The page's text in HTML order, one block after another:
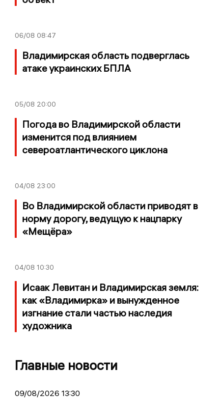
06/08 08:47
Владимирская область подверглась
атаке украинских БПЛА
05/08 20:00
Погода во Владимирской области
изменится под влиянием
североатлантического циклона
04/08 23:00
Во Владимирской области приводят в
норму дорогу, ведущую к нацпарку
«Мещёра»
04/08 10:30
Исаак Левитан и Владимирская земля:
как «Владимирка» и вынужденное
изгнание стали частью наследия
художника
Главные новости
09/08/2026 13:30